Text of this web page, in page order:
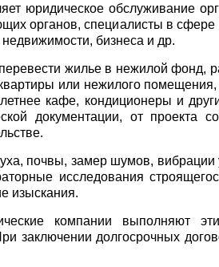
юридическое обслуживание
органов, специалисты в
бизнеса и др.
жилье в нежилой фонд,
или нежилого
кафе, кондиционеры и
документации, от проекта
почвы, замер шумов, вибрации
исследования
изыскания.
компании выполняют
заключении долгосрочных